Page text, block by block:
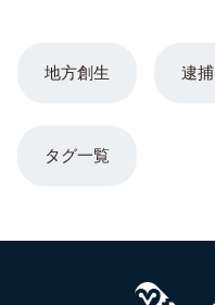
地方創生 逮捕
タグ一覧